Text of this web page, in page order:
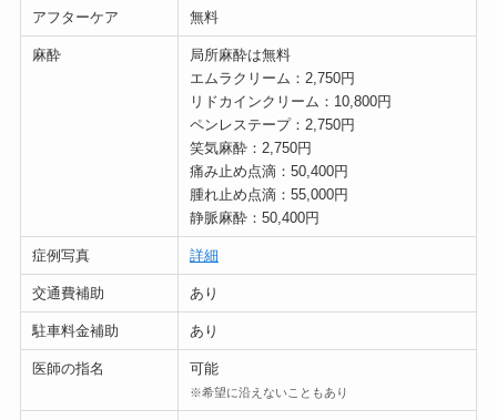
アフターケア 無料
麻酔
局所麻酔は無料
エムラクリーム：2,750円
リドカインクリーム：10,800円
ペンレステープ：2,750円
笑気麻酔：2,750円
痛み止め点滴：50,400円
腫れ止め点滴：55,000円
静脈麻酔：50,400円
症例写真 詳細
交通費補助 あり
駐車料金補助 あり
医師の指名 可能
※希望に沿えないこともあり